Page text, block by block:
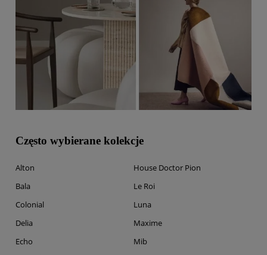
Często wybierane kolekcje
Alton
Bala
Colonial
Delia
Echo
House Doctor Pion
Le Roi
Luna
Maxime
Mib